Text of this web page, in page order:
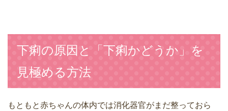
下痢の原因と「下痢かどうか」を
見極める方法
もともと赤ちゃんの体内では消化器官がまだ整っておら